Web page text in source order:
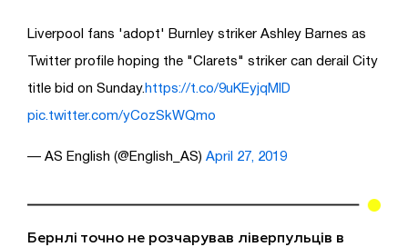
Liverpool fans 'adopt' Burnley striker Ashley Barnes as
Twitter profile hoping the "Clarets" striker can derail City
title bid on Sunday. https://t.co/9uKEyjqMlD
pic.twitter.com/yCozSkWQmo
— AS English (@English_AS) April 27, 2019
Бернлі точно не розчарував ліверпульців в